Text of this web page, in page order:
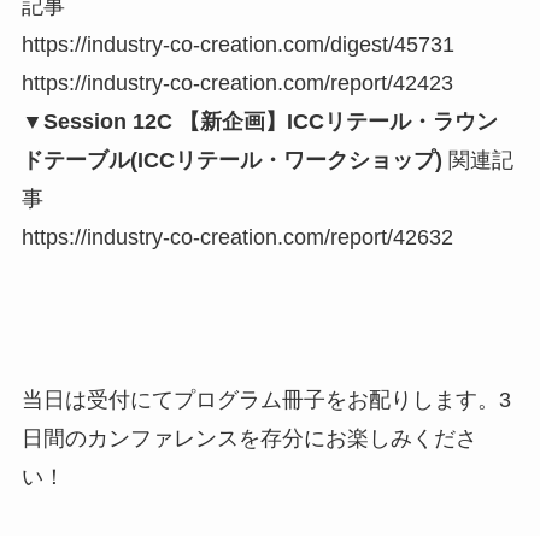
記事
https://industry-co-creation.com/digest/45731
https://industry-co-creation.com/report/42423
▼Session 12C 【新企画】ICCリテール・ラウン
ドテーブル(ICCリテール・ワークショップ) 関連記
事
https://industry-co-creation.com/report/42632
当日は受付にてプログラム冊子をお配りします。3
日間のカンファレンスを存分にお楽しみくださ
い！